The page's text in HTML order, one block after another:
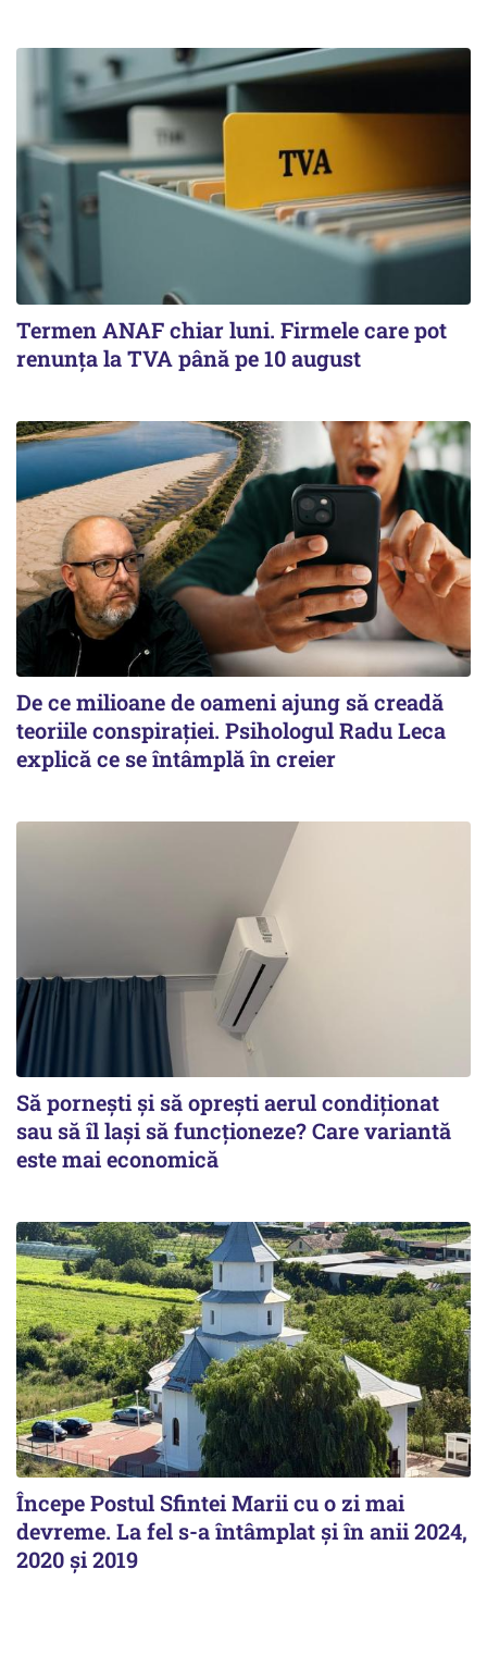
Termen ANAF chiar luni. Firmele care pot
renunța la TVA până pe 10 august
De ce milioane de oameni ajung să creadă
teoriile conspirației. Psihologul Radu Leca
explică ce se întâmplă în creier
Să pornești și să oprești aerul condiționat
sau să îl lași să funcționeze? Care variantă
este mai economică
Începe Postul Sfintei Marii cu o zi mai
devreme. La fel s-a întâmplat și în anii 2024,
2020 și 2019